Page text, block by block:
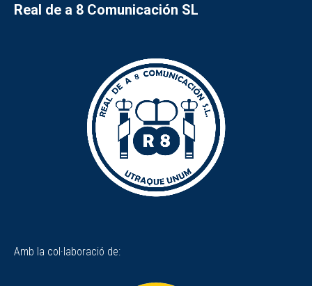
Real de a 8 Comunicación SL
Amb la col·laboració de: